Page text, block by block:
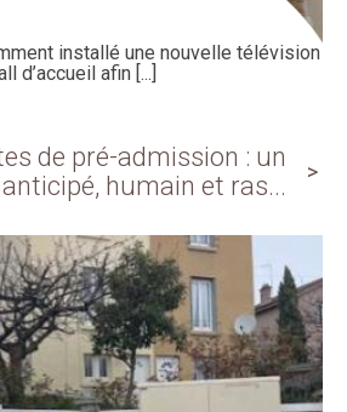
installé une nouvelle télévision
d’accueil afin [...]
de pré-admission : un
humain et ras...